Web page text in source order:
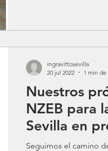
Nuestros
NZEB para
Sevilla en
Seguimos el camino
ingravittosevilla
20 jul 2022
1 min